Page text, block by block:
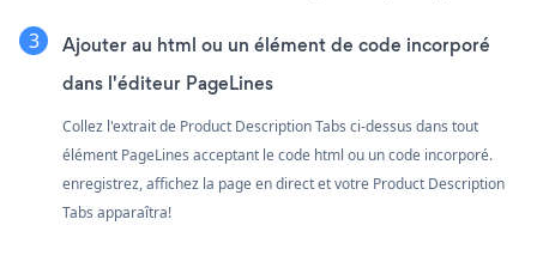
Ajouter au html ou un élément de code incorporé
dans l'éditeur PageLines
Collez l'extrait de Product Description Tabs ci-dessus dans tout
élément PageLines acceptant le code html ou un code incorporé.
enregistrez, affichez la page en direct et votre Product Description
Tabs apparaîtra!